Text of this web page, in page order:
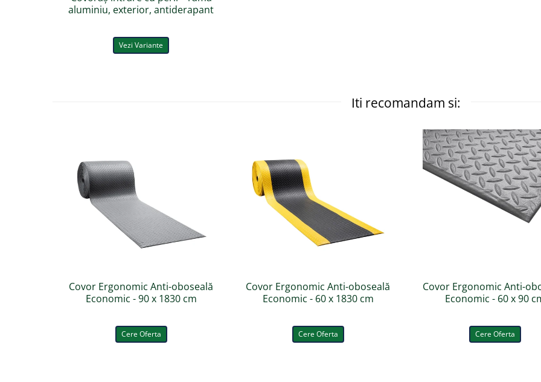
aluminiu, exterior, antiderapant
Vezi Variante
Iti recomandam si:
Covor Ergonomic Anti-oboseală
Economic - 90 x 1830 cm
Cere Oferta
Covor Ergonomic Anti-oboseală
Economic - 60 x 1830 cm
Cere Oferta
Covor Ergonomic Anti-
Economic - 60 x 90
Cere Oferta